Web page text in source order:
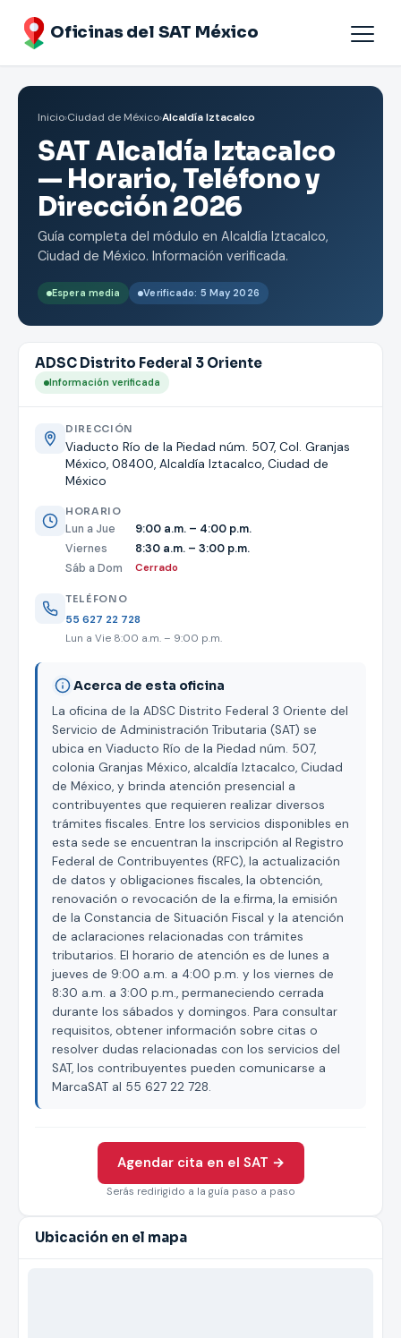
Oficinas del SAT México
Oficinas por Estados
Inicio›Ciudad de México›Alcaldía Iztacalco
SAT Alcaldía Iztacalco
— Horario, Teléfono y
Dirección 2026
Guía completa del módulo en Alcaldía Iztacalco,
Ciudad de México. Información verificada.
Espera media Verificado: 5 May 2026
ADSC Distrito Federal 3 Oriente
Información verificada
DIRECCIÓN
Viaducto Río de la Piedad núm. 507, Col. Granjas
México, 08400, Alcaldía Iztacalco, Ciudad de
México
HORARIO
Lun a Jue
9:00 a.m. – 4:00 p.m.
Viernes
8:30 a.m. – 3:00 p.m.
Sáb a Dom
Cerrado
TELÉFONO
55 627 22 728
Lun a Vie 8:00 a.m. – 9:00 p.m.
Acerca de esta oficina
La oficina de la ADSC Distrito Federal 3 Oriente del
Servicio de Administración Tributaria (SAT) se
ubica en Viaducto Río de la Piedad núm. 507,
colonia Granjas México, alcaldía Iztacalco, Ciudad
de México, y brinda atención presencial a
contribuyentes que requieren realizar diversos
trámites fiscales. Entre los servicios disponibles en
esta sede se encuentran la inscripción al Registro
Federal de Contribuyentes (RFC), la actualización
de datos y obligaciones fiscales, la obtención,
renovación o revocación de la e.firma, la emisión
de la Constancia de Situación Fiscal y la atención
de aclaraciones relacionadas con trámites
tributarios. El horario de atención es de lunes a
jueves de 9:00 a.m. a 4:00 p.m. y los viernes de
8:30 a.m. a 3:00 p.m., permaneciendo cerrada
durante los sábados y domingos. Para consultar
requisitos, obtener información sobre citas o
resolver dudas relacionadas con los servicios del
SAT, los contribuyentes pueden comunicarse a
MarcaSAT al 55 627 22 728.
Agendar cita en el SAT →
Serás redirigido a la guía paso a paso
Ubicación en el mapa